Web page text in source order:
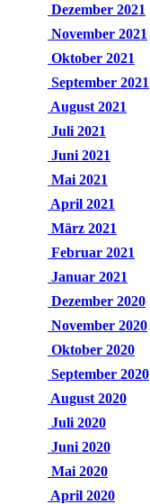
Dezember 2021
November 2021
Oktober 2021
September 2021
August 2021
Juli 2021
Juni 2021
Mai 2021
April 2021
März 2021
Februar 2021
Januar 2021
Dezember 2020
November 2020
Oktober 2020
September 2020
August 2020
Juli 2020
Juni 2020
Mai 2020
April 2020